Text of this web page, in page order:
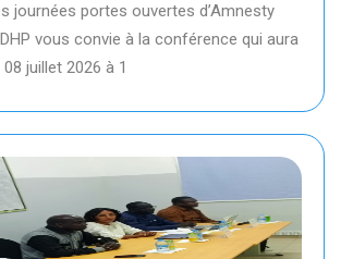
journées portes ouvertes d’Amnesty
vous convie à la conférence qui aura
juillet 2026 à 1